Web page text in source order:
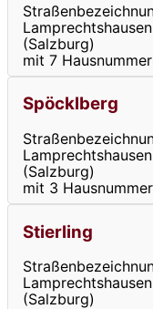
(Salzburg)
mit 7
Spöcklberg
(Salzburg)
mit 3
Stierling
(Salzburg)